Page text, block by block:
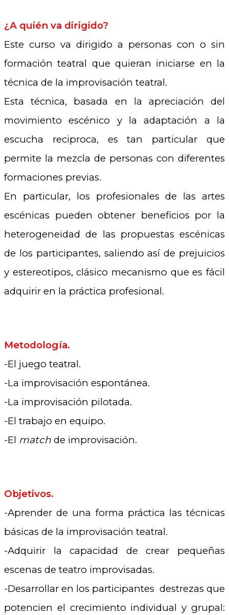
¿A quién va dirigido?
Este curso va dirigido a personas con o sin
formación teatral que quieran iniciarse en la
técnica de la improvisación teatral.
Esta técnica, basada en la apreciación del
movimiento escénico y la adaptación a la
escucha reciproca, es tan particular que
permite la mezcla de personas con diferentes
formaciones previas.
En particular, los profesionales de las artes
escénicas pueden obtener beneficios por la
heterogeneidad de las propuestas escénicas
de los participantes, saliendo así de prejuicios
y estereotipos, clásico mecanismo que es fácil
adquirir en la práctica profesional.
Metodología.
-El juego teatral.
-La improvisación espontánea.
-La improvisación pilotada.
-El trabajo en equipo.
-El match de improvisación.
Objetivos.
-Aprender de una forma práctica las técnicas
básicas de la improvisación teatral.
-Adquirir la capacidad de crear pequeñas
escenas de teatro improvisadas.
-Desarrollar en los participantes destrezas que
potencien el crecimiento individual y grupal: